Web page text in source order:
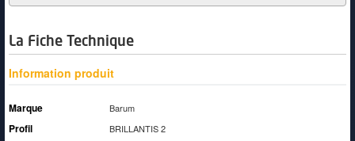
La Fiche Technique
Information produit
Marque Barum
Profil BRILLANTIS 2